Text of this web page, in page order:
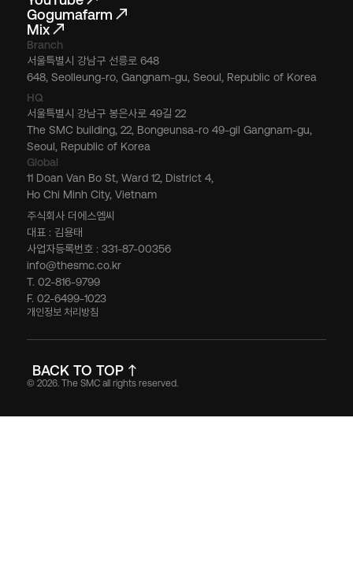
Gogumafarm
Mix
HQ
서울특별시 강남구 봉은사로 49길 22
The SMC building, 22, Bongeunsa-ro 49-gil Gangnam-gu,
Seoul, Republic of Korea
Branch
서울특별시 강남구 선릉로 648
648, Seolleung-ro, Gangnam-gu, Seoul, Republic of Korea
Global
11 Doan Van Bo St, Ward 12, District 4,
Ho Chi Minh City, Vietnam
주식회사 더에스엠씨
대표 : 김용태
사업자등록번호 : 331-87-00356
info@thesmc.co.kr
T. 02-816-9799
F. 02-6499-1023
개인정보 처리방침
© 2026. The SMC all rights reserved.
BACK TO TOP